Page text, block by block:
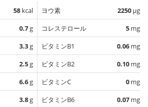
58 kcal
0.7g
3.3g
2.5g
6.6g
3.8g
ヨウ素 2250 µg
コレステロール
5 mg
ビタミンB1
0.06 mg
ビタミンB2
0.10 mg
ビタミンC
0 mg
ビタミンB6
0.07 mg